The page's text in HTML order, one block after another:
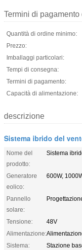
Termini di
Quantità di ordine minimo:
Prezzo:
Imballaggi particolari:
Tempi di consegna:
Termini di pagamento:
Capacità di alimentazione:
descrizione
Sistema ibrido del
Nome del
prodotto:
Sistema
Generatore
eolico:
600W,
Pannello
solare:
Tensione:
48V
Alimentazione:
Sistema:
Stazione